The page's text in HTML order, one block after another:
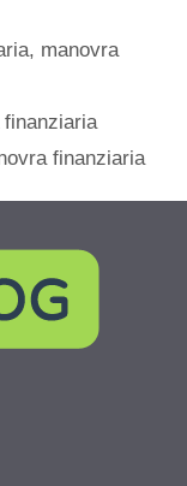
, manovra
finanziaria